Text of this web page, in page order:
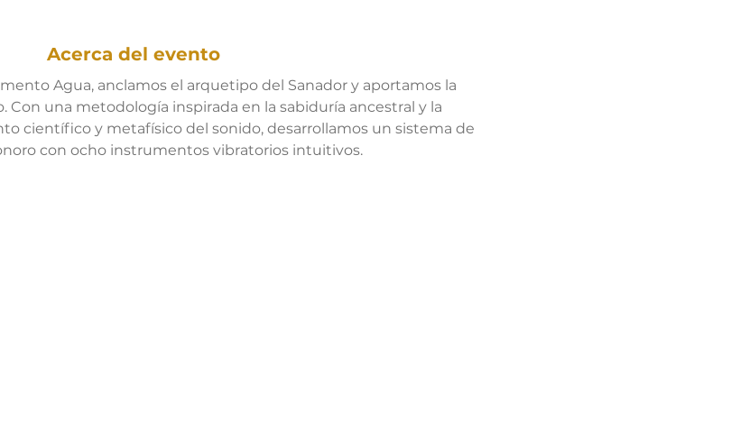
Acerca del evento
Agua, anclamos el arquetipo del Sanador y aportamos la
una metodología inspirada en la sabiduría ancestral y la
científico y metafísico del sonido, desarrollamos un sistema de
con ocho instrumentos vibratorios intuitivos.